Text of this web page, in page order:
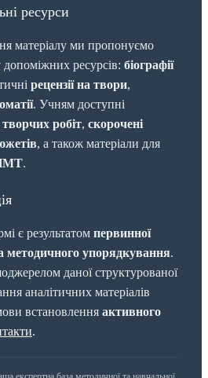
ресурси
матеріалу ми пропонуємо
ресурсів: біографії
рецензії на твори,
. Учням доступні
робіт, скорочені
, а також матеріали для
.
є результатом первинної
методичного упорядкування.
даної структурованої
аналітичних матеріалів
встановлення активного
.